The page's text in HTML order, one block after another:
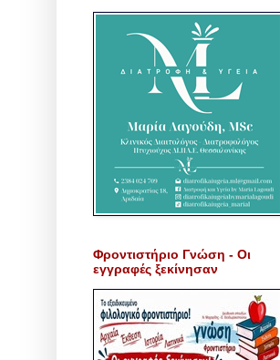
Φροντιστήριο Γνώση - Οι
εγγραφές ξεκίνησαν